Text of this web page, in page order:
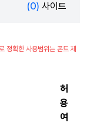
(0) 사이트
정확한 사용범위는 폰트 제
허
용
여